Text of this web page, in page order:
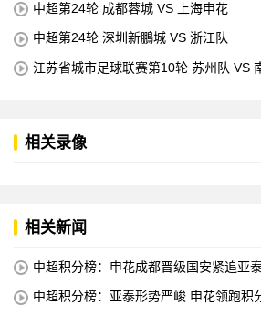
中超第24轮 成都蓉城 VS 上海申花
中超第24轮 深圳新鵬城 VS 浙江队
江苏省城市足球联赛第10轮 苏州队 VS
相关录像
相关新闻
中超积分榜：申花成都晋级国安紧追亚
中超积分榜：亚泰形势严峻 申花领跑积